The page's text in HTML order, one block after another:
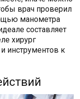
врач проверил
манометра
составляет
хирург
инструментов к